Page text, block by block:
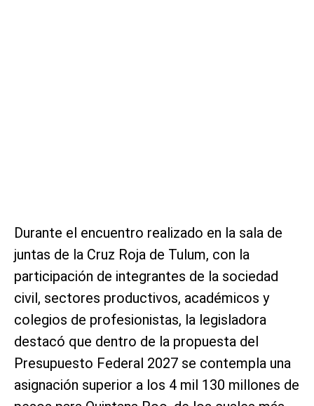
Durante el encuentro realizado en la sala de
juntas de la Cruz Roja de Tulum, con la
participación de integrantes de la sociedad
civil, sectores productivos, académicos y
colegios de profesionistas, la legisladora
destacó que dentro de la propuesta del
Presupuesto Federal 2027 se contempla una
asignación superior a los 4 mil 130 millones de